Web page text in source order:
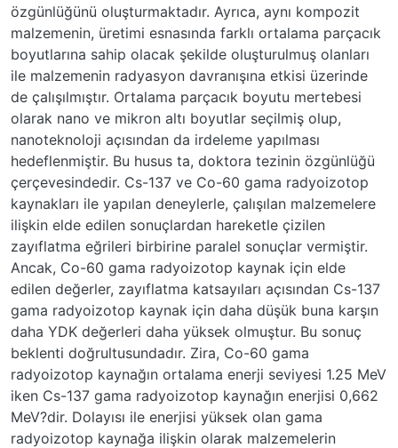
özgünlüğünü oluşturmaktadır. Ayrıca, aynı kompozit
malzemenin, üretimi esnasında farklı ortalama parçacık
boyutlarına sahip olacak şekilde oluşturulmuş olanları
ile malzemenin radyasyon davranışına etkisi üzerinde
de çalışılmıştır. Ortalama parçacık boyutu mertebesi
olarak nano ve mikron altı boyutlar seçilmiş olup,
nanoteknoloji açısından da irdeleme yapılması
hedeflenmiştir. Bu husus ta, doktora tezinin özgünlüğü
çerçevesindedir. Cs-137 ve Co-60 gama radyoizotop
kaynakları ile yapılan deneylerle, çalışılan malzemelere
ilişkin elde edilen sonuçlardan hareketle çizilen
zayıflatma eğrileri birbirine paralel sonuçlar vermiştir.
Ancak, Co-60 gama radyoizotop kaynak için elde
edilen değerler, zayıflatma katsayıları açısından Cs-137
gama radyoizotop kaynak için daha düşük buna karşın
daha YDK değerleri daha yüksek olmuştur. Bu sonuç
beklenti doğrultusundadır. Zira, Co-60 gama
radyoizotop kaynağın ortalama enerji seviyesi 1.25 MeV
iken Cs-137 gama radyoizotop kaynağın enerjisi 0,662
MeV?dir. Dolayısı ile enerjisi yüksek olan gama
radyoizotop kaynağa ilişkin olarak malzemelerin